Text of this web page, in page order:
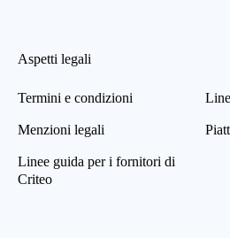
Aspetti legali
Termini e condizioni
Menzioni legali
Linee guida per i fornitori di
Criteo